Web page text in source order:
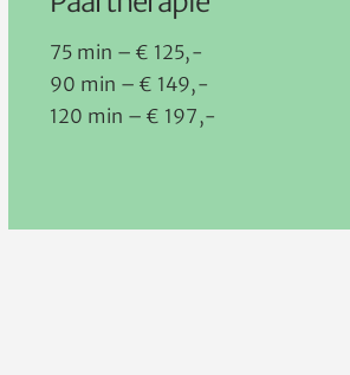
75 min – € 125,-
90 min – € 149,-
120 min – € 197,-